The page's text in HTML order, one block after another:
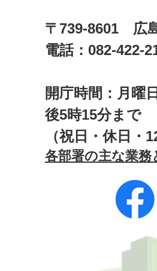
〒739-8601 広
電話：082-422-
開庁時間：月曜
後5時15分まで
（祝日・休日・
各部署の主な業務